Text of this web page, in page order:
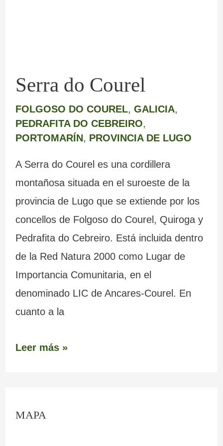
Serra do Courel
FOLGOSO DO COUREL, GALICIA,
PEDRAFITA DO CEBREIRO,
PORTOMARÍN, PROVINCIA DE LUGO
A Serra do Courel es una cordillera
montañosa situada en el suroeste de la
provincia de Lugo que se extiende por los
concellos de Folgoso do Courel, Quiroga y
Pedrafita do Cebreiro. Está incluida dentro
de la Red Natura 2000 como Lugar de
Importancia Comunitaria, en el
denominado LIC de Ancares-Courel. En
cuanto a la
Leer más »
MAPA
o